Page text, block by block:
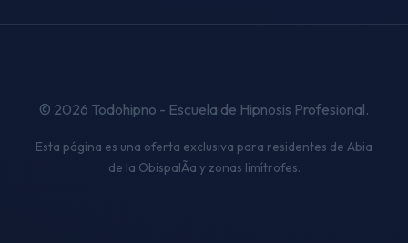
© 2026 Todohipno - Escuela de Hipnosis Profesional.
Esta página es una oferta exclusiva para residentes de Abia
de la ObispalÃ­a y zonas limítrofes.